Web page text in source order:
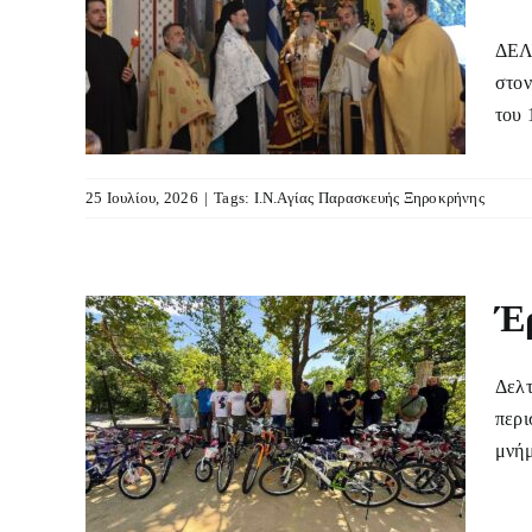
του
25 Ιουλίου, 2026 | Tags: Ι.Ν.Αγίας Παρασκευής Ξηροκρήνης